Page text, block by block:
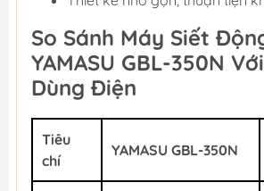
So Sánh Máy Siết
YAMASU GBL-350N
Dùng Điện
Tiêu
chí
YAMASU GBL-350N